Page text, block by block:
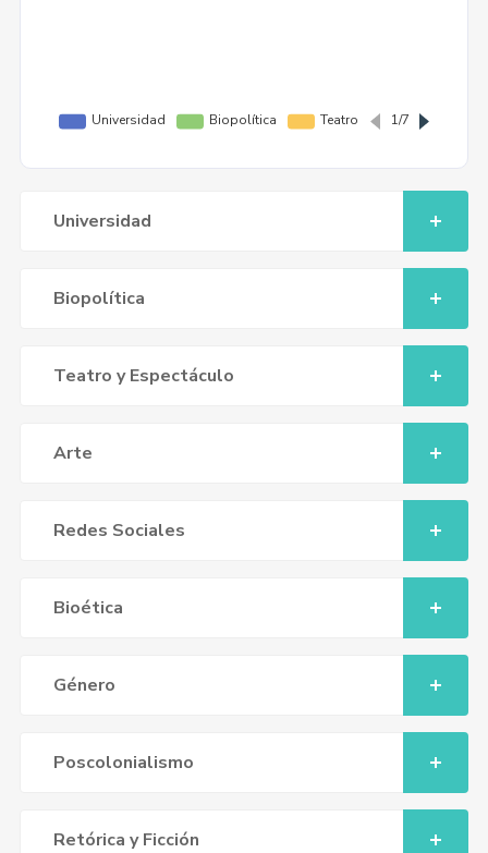
Universidad
Biopolítica
Teatro y Espectáculo
Arte
Redes Sociales
Bioética
Género
Poscolonialismo
Retórica y Ficción